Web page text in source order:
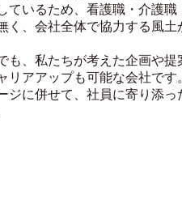
ているため、看護職・介護職
く、会社全体で協力する風土
も、私たちが考えた企画や提
リアアップも可能な会社です
ジに併せて、社員に寄り添っ